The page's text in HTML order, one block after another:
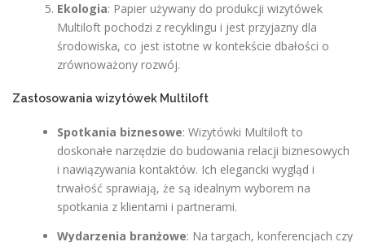
Ekologia: Papier używany do produkcji wizytówek
Multiloft pochodzi z recyklingu i jest przyjazny dla
środowiska, co jest istotne w kontekście dbałości o
zrównoważony rozwój.
Zastosowania wizytówek Multiloft
Spotkania biznesowe: Wizytówki Multiloft to
doskonałe narzędzie do budowania relacji biznesowych
i nawiązywania kontaktów. Ich elegancki wygląd i
trwałość sprawiają, że są idealnym wyborem na
spotkania z klientami i partnerami.
Wydarzenia branżowe: Na targach, konferencjach czy